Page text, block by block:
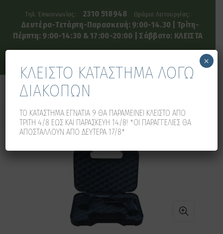
Τηλ. Επικοινωνίας: 2310 518948 Ωράριο Λειτουργίας:
Δευτέρα-Τετάρτη-Παρασκευή: 9:00-14.30 | Τρίτη-
Πέμπτη: 9:00-14:30 & 17:00-20:00 | Σάββατο: ΚΛΕΙΣΤΑ
ΚΛΕΙΣΤΟ ΚΑΤΑΣΤΗΜΑ ΛΟΓΩ
ΔΙΑΚΟΠΩΝ
ΤΟ ΚΑΤΑΣΤΗΜΑ ΕΓΝΑΤΙΑ 9 ΘΑ ΠΑΡΑΜΕΙΝΕΙ ΚΛΕΙΣΤΟ ΑΠΟ
ΤΡΙΤΗ 4/8 ΕΩΣ ΚΑΙ ΠΑΡΑΣΚΕΥΗ 14/8! *ΟΙ ΠΑΡΑΓΓΕΛΙΕΣ ΘΑ
ΑΠΟΣΤΑΛΛΟΥΝ ΑΠΟ ΔΕΥΤΕΡΑ 17/8*
×